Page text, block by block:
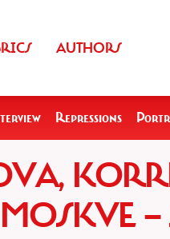
AUTHORS
Repressions